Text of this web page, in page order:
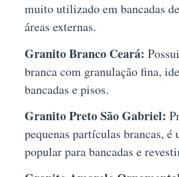
muito utilizado em bancadas
áreas externas.
Granito Branco Ceará:
branca com granulação fina,
bancadas e pisos.
Granito Preto São Gabriel:
pequenas partículas brancas, é
popular para bancadas e